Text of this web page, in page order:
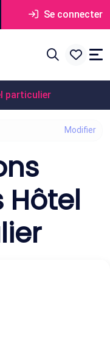
Se connecter
particulier
Hôtel